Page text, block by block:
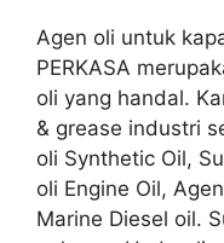
Agen oli untuk
PERKASA
oli yang handal.
& grease industri
oli Synthetic Oil,
oli Engine Oil,
Marine Diesel oil.